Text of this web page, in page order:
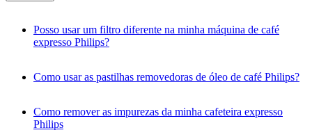
Posso usar um filtro diferente na minha máquina de café
expresso Philips?
Como usar as pastilhas removedoras de óleo de café Philips?
Como remover as impurezas da minha cafeteira expresso
Philips